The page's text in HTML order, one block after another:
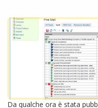
Da qualche ora è stata